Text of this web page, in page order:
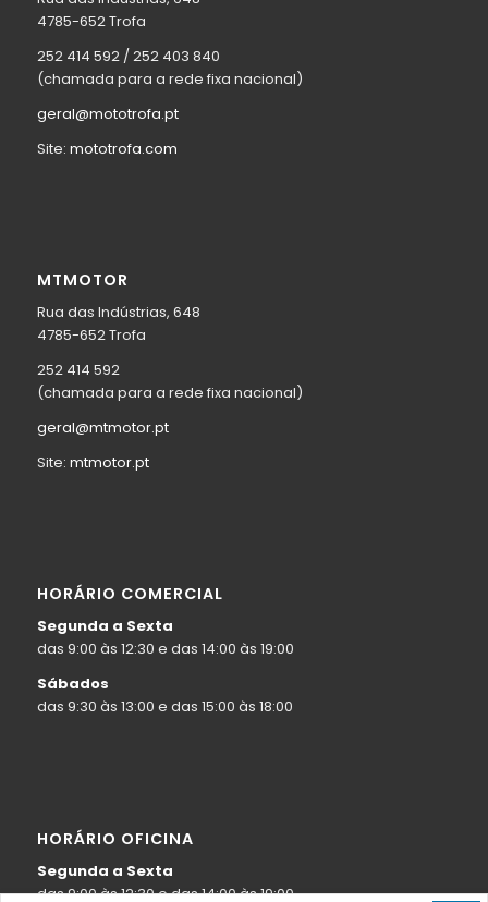
4785-652 Trofa
252 414 592 / 252 403 840
(chamada para a rede fixa nacional)
geral@mototrofa.pt
Site: mototrofa.com
MTMOTOR
Rua das Indústrias, 648
4785-652 Trofa
252 414 592
(chamada para a rede fixa nacional)
geral@mtmotor.pt
Site: mtmotor.pt
HORÁRIO COMERCIAL
Segunda a Sexta
das 9:00 às 12:30 e das 14:00 às 19:00
Sábados
das 9:30 às 13:00 e das 15:00 às 18:00
HORÁRIO OFICINA
Segunda a Sexta
das 9:00 às 12:30 e das 14:00 às 19:00